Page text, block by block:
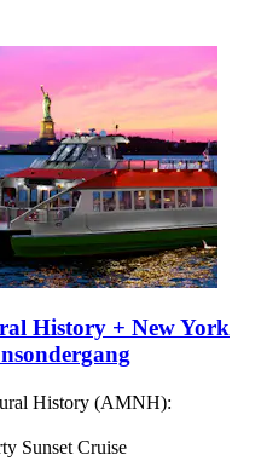
History + New York
History (AMNH):
Sunset Cruise